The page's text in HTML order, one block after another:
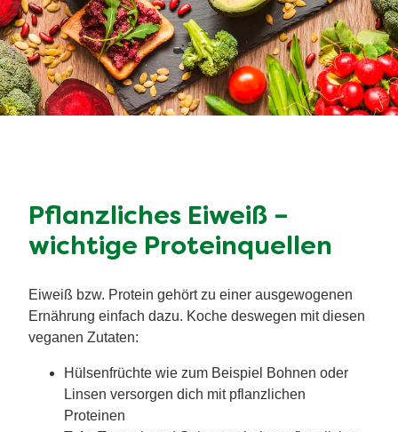
Pflanzliches Eiweiß –
wichtige Proteinquellen
Eiweiß bzw. Protein gehört zu einer ausgewogenen
Ernährung einfach dazu. Koche deswegen mit diesen
veganen Zutaten:
Hülsenfrüchte wie zum Beispiel Bohnen oder
Linsen versorgen dich mit pflanzlichen
Proteinen